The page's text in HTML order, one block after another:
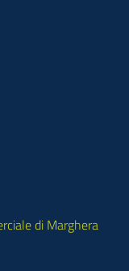
di Marghera